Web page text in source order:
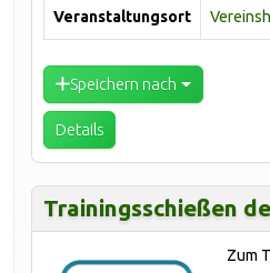
Veranstaltungsort
Speichern nach
Details
Trainingsschießen
Zum